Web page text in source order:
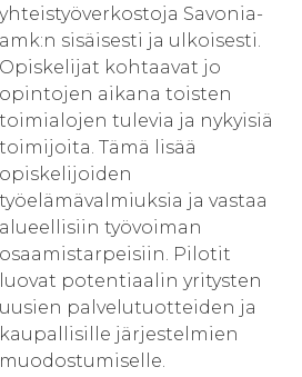
yhteistyöverkostoja Savonia-
amk:n sisäisesti ja ulkoisesti.
Opiskelijat kohtaavat jo
opintojen aikana toisten
toimialojen tulevia ja nykyisiä
toimijoita. Tämä lisää
opiskelijoiden
työelämävalmiuksia ja vastaa
alueellisiin työvoiman
osaamistarpeisiin. Pilotit
luovat potentiaalin yritysten
uusien palvelutuotteiden ja
kaupallisille järjestelmien
muodostumiselle.